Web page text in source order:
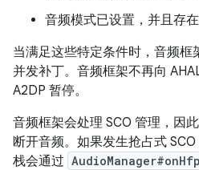
音频模式已设置，并且存在
当满足这些特定条件时，音频框
并发补丁。音频框架不再向
A2DP 暂停。
音频框架会处理 SCO 管理，因
断开音频。如果发生抢占式
栈会通过